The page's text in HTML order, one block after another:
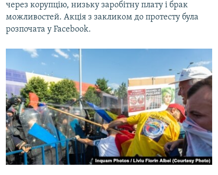
через корупцію, низьку заробітну плату і брак
можливостей. Акція з закликом до протесту була
розпочата у Facebook.